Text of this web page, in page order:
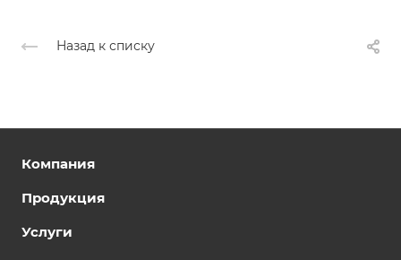
Назад к списку
Компания
Продукция
Услуги